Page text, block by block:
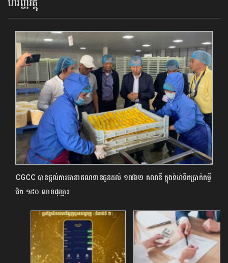
CGCC បានផ្តល់ការធានាឥណទានជូនដល់ ១៧៦២ គណនី ក្នុងទំហំទឹកប្រាក់កម្ចី
ជិត ១៥០ លានដុល្លារ